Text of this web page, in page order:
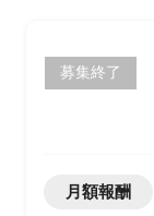
募集終了
月額報酬